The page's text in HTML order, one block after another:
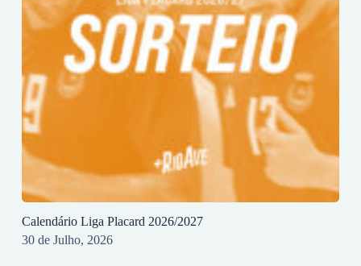
Calendário Liga Placard 2026/2027
30 de Julho, 2026